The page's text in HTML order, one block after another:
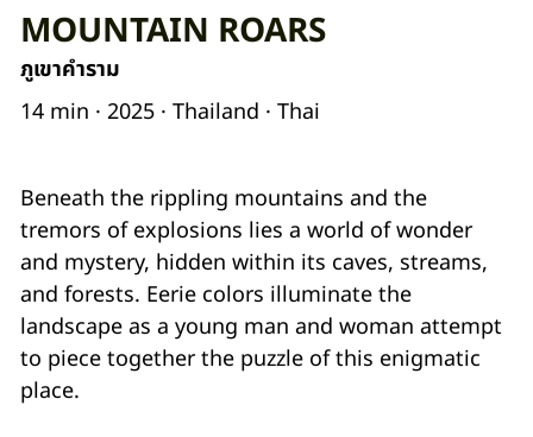
MOUNTAIN ROARS
ภูเขาคำราม
14 min · 2025 · Thailand · Thai
Beneath the rippling mountains and the
tremors of explosions lies a world of wonder
and mystery, hidden within its caves, streams,
and forests. Eerie colors illuminate the
landscape as a young man and woman attempt
to piece together the puzzle of this enigmatic
place.